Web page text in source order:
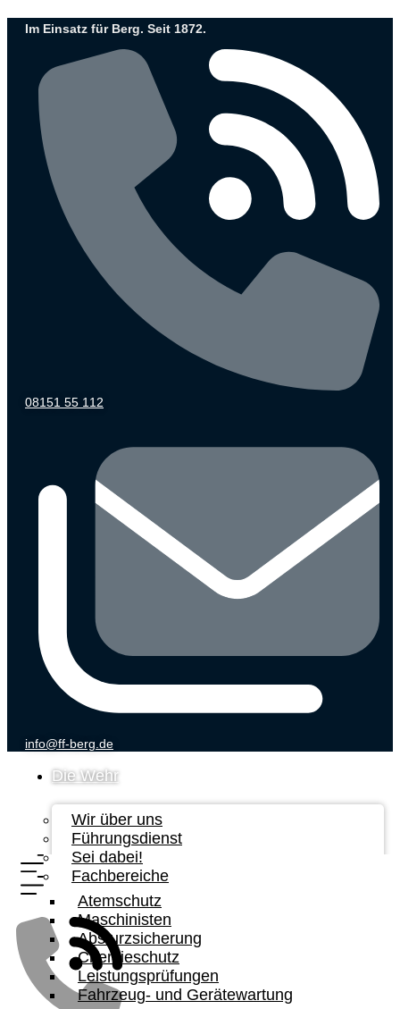
InhaltIm Einsatz für Berg. Seit 1872.
08151 55 112
info@ff-berg.de
Die Wehr
Wir über uns
Führungsdienst
Sei dabei!
Fachbereiche
Atemschutz
Maschinisten
Absturzsicherung
Chemieschutz
Leistungsprüfungen
Fahrzeug- und Gerätewartung